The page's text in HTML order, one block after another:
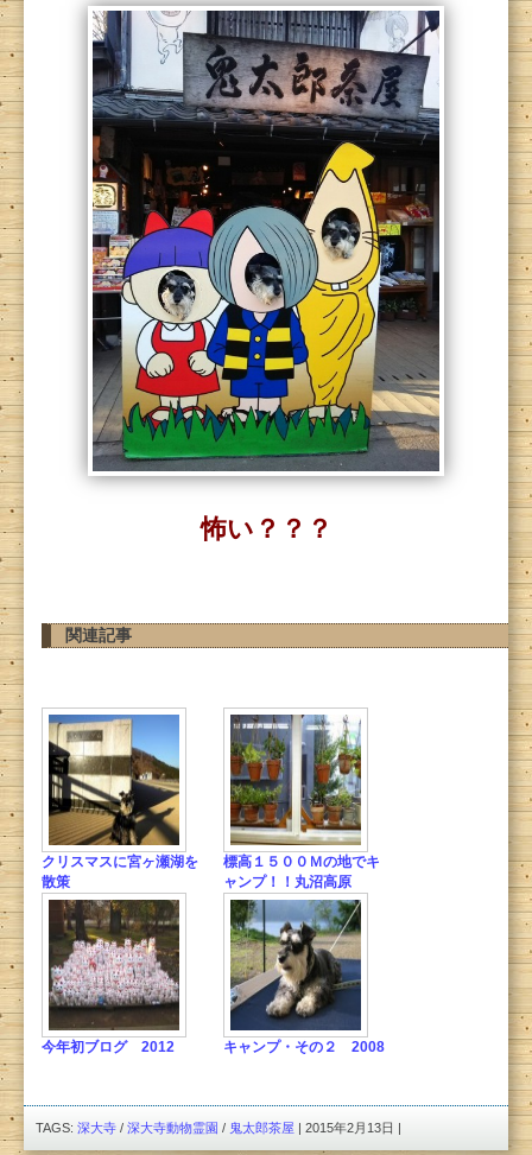
怖い？？？
関連記事
クリスマスに宮ヶ瀬湖を
散策
標高１５００Ｍの地でキ
ャンプ！！丸沼高原
今年初ブログ 2012 キャンプ・その２ 2008
TAGS: 深大寺 / 深大寺動物霊園 / 鬼太郎茶屋 | 2015年2月13日 |